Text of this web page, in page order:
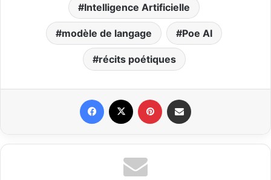
Intelligence Artificielle
modèle de langage Poe AI
récits poétiques